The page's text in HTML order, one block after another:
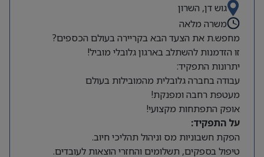
גוש דן, השרון
משרה מלאה
מחפש.ת את הצעד הבא בקריירה בעולם הכספים?
זו הזדמנות להשתלב בארגון גלובלי מוביל!
יתרונות התפקיד:
עבודה בחברה גלובלית מהמובילות בעולם
מעטפת רחבה ומפנקת!
אופק התפתחות מקצועי!
על התפקיד:
הפקת חשבוניות מס וניהול תהליכי חיוב.
טיפול בספקים, תשלומים והחזרי הוצאות לעובדים.